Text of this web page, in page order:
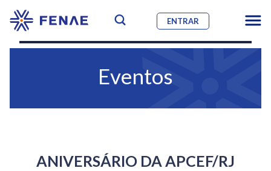
ENTRAR
Eventos
ANIVERSÁRIO DA APCEF/RJ